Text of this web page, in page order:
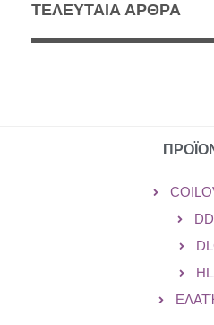
ΤΕΛΕΥΤΑΙΑ ΑΡΘΡΑ